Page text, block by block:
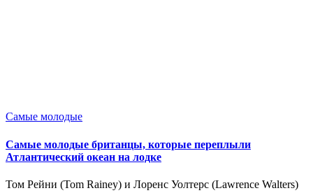
Опубликовано
Самые молодые
Самые молодые британцы, которые переплыли
Атлантический океан на лодке
Том Рейни (Tom Rainey) и Лоренс Уолтерс (Lawrence Walters)